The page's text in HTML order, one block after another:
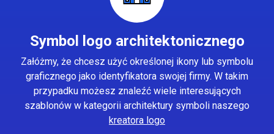
Symbol logo architektonicznego
Załóżmy, że chcesz użyć określonej ikony lub symbolu
graficznego jako identyfikatora swojej firmy. W takim
przypadku możesz znaleźć wiele interesujących
szablonów w kategorii architektury symboli naszego
kreatora logo